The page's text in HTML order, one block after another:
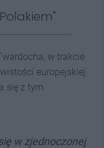
w trakcie
europejskiej.
się z tym
w zjednoczonej